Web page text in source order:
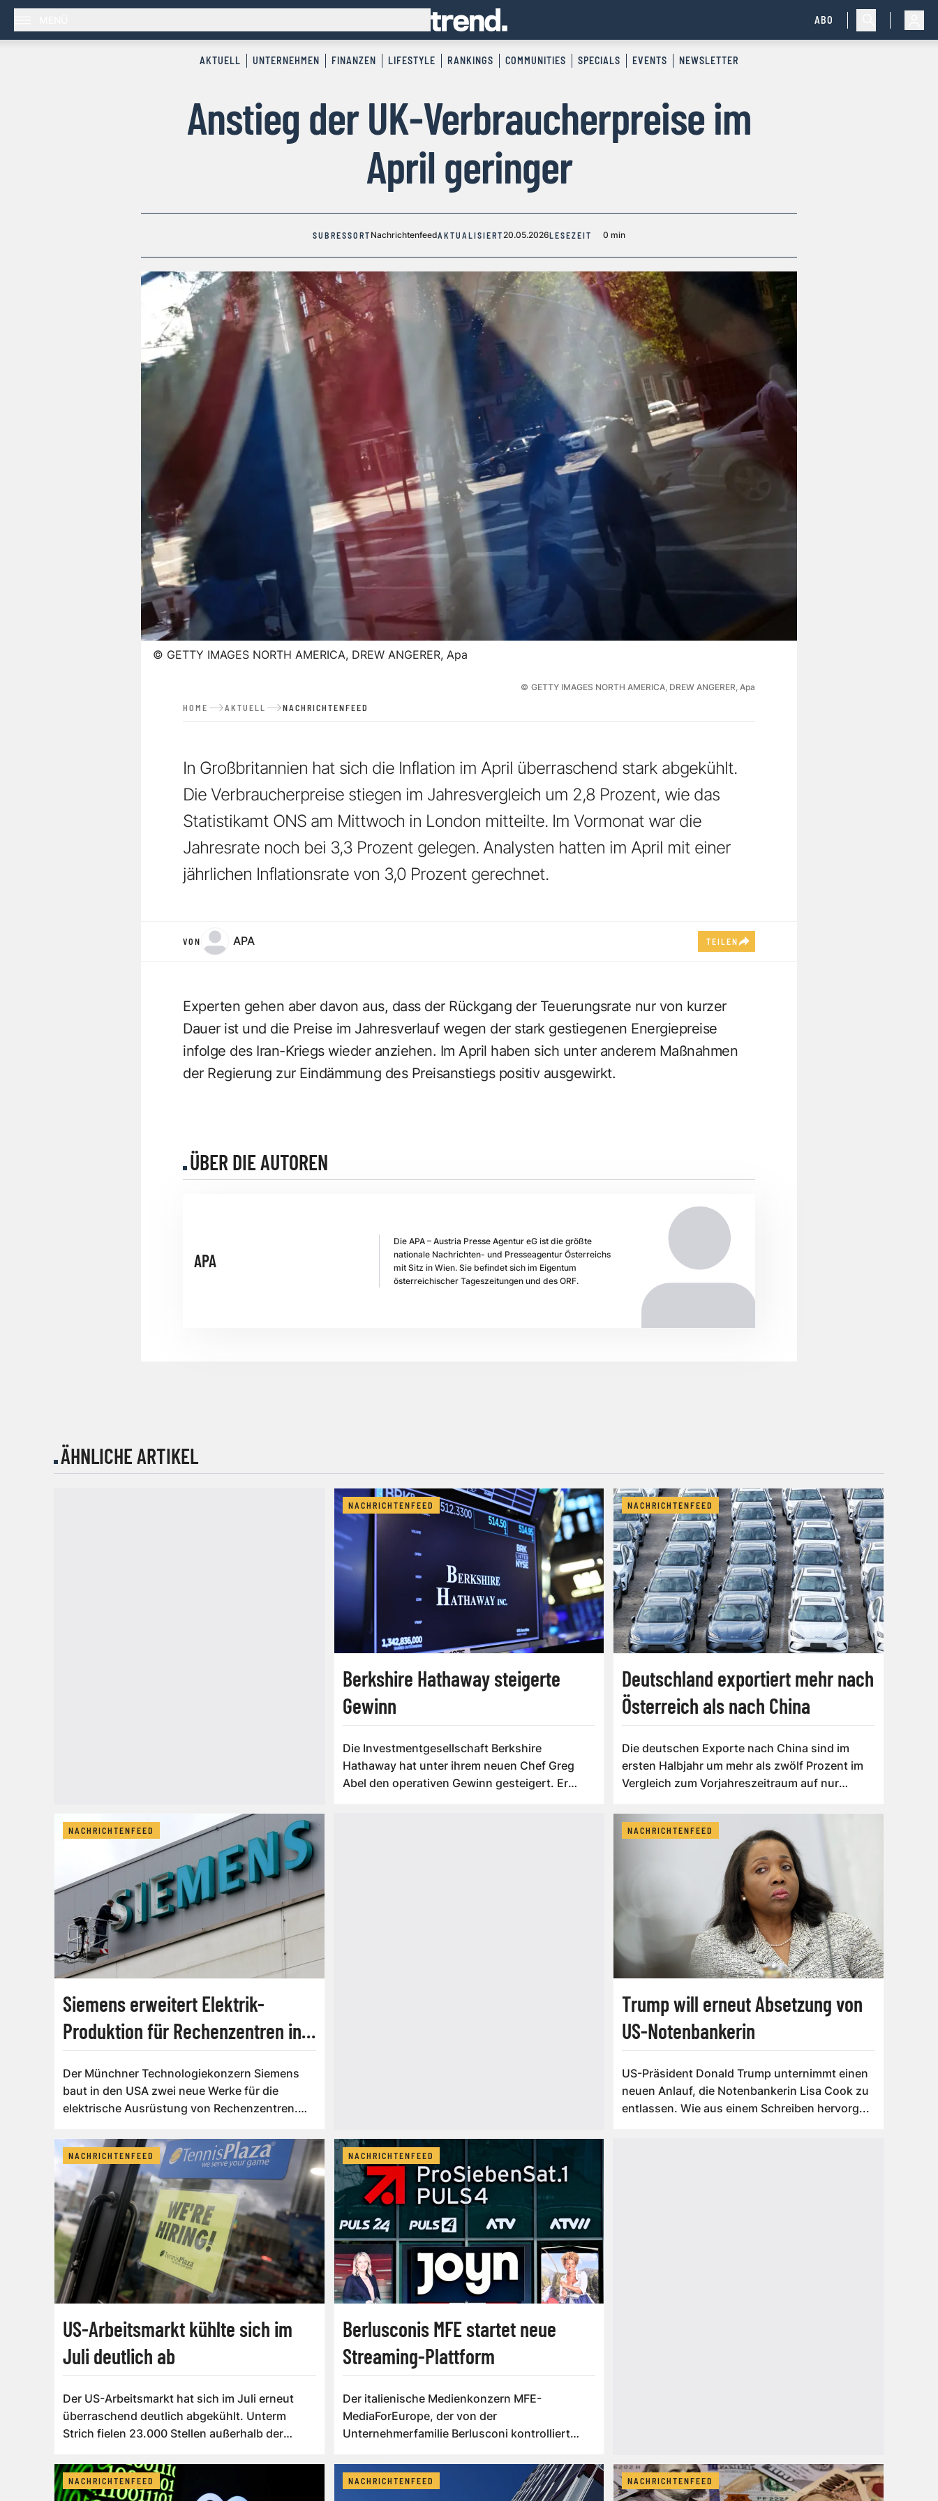
ABO
AKTUELL UNTERNEHMEN FINANZEN LIFESTYLE RANKINGS COMMUNITIES SPECIALS EVENTS NEWSLETTER
Anstieg der UK-Verbraucherpreise im
April geringer
SUBRESSORT NachrichtenfeedAKTUALISIERT20.05.2026LESEZEIT 0 min
© GETTY IMAGES NORTH AMERICA, DREW ANGERER, Apa
© GETTY IMAGES NORTH AMERICA, DREW ANGERER, Apa
HOME AKTUELL NACHRICHTENFEED
In Großbritannien hat sich die Inflation im April überraschend stark abgekühlt.
Die Verbraucherpreise stiegen im Jahresvergleich um 2,8 Prozent, wie das
Statistikamt ONS am Mittwoch in London mitteilte. Im Vormonat war die
Jahresrate noch bei 3,3 Prozent gelegen. Analysten hatten im April mit einer
jährlichen Inflationsrate von 3,0 Prozent gerechnet.
VON APA TEILEN
Experten gehen aber davon aus, dass der Rückgang der Teuerungsrate nur von kurzer
Dauer ist und die Preise im Jahresverlauf wegen der stark gestiegenen Energiepreise
infolge des Iran-Kriegs wieder anziehen. Im April haben sich unter anderem Maßnahmen
der Regierung zur Eindämmung des Preisanstiegs positiv ausgewirkt.
ÜBER DIE AUTOREN
APA
Die APA – Austria Presse Agentur eG ist die größte
nationale Nachrichten- und Presseagentur Österreichs
mit Sitz in Wien. Sie befindet sich im Eigentum
österreichischer Tageszeitungen und des ORF.
ÄHNLICHE ARTIKEL
NACHRICHTENFEED
Berkshire Hathaway steigerte
Gewinn
Die Investmentgesellschaft Berkshire
Hathaway hat unter ihrem neuen Chef Greg
Abel den operativen Gewinn gesteigert. Er
NACHRICHTENFEED
Deutschland exportiert mehr nach
Österreich als nach China
Die deutschen Exporte nach China sind im
ersten Halbjahr um mehr als zwölf Prozent im
Vergleich zum Vorjahreszeitraum auf nur
NACHRICHTENFEED
Siemens erweitert Elektrik-
Produktion für Rechenzentren in
Der Münchner Technologiekonzern Siemens
baut in den USA zwei neue Werke für die
elektrische Ausrüstung von Rechenzentren.
NACHRICHTENFEED
Trump will erneut Absetzung von
US-Notenbankerin
US-Präsident Donald Trump unternimmt einen
neuen Anlauf, die Notenbankerin Lisa Cook zu
entlassen. Wie aus einem Schreiben hervorg...
NACHRICHTENFEED
US-Arbeitsmarkt kühlte sich im
Juli deutlich ab
Der US-Arbeitsmarkt hat sich im Juli erneut
überraschend deutlich abgekühlt. Unterm
Strich fielen 23.000 Stellen außerhalb der
NACHRICHTENFEED
Berlusconis MFE startet neue
Streaming-Plattform
Der italienische Medienkonzern MFE-
MediaForEurope, der von der
Unternehmerfamilie Berlusconi kontrolliert
NACHRICHTENFEED NACHRICHTENFEED NACHRICHTENFEED